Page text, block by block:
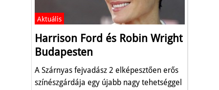
Aktuális
Harrison Ford és Robin Wright
Budapesten
A Szárnyas fejvadász 2 elképesztően erős
színészgárdája egy újabb nagy tehetséggel